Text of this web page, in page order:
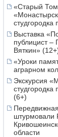
«Старый
студгородка
Выставка
публицист –
Вяткин»
«Уроки
аграрном
Экскурсия
студгородка
(6+)
штурмовали
области